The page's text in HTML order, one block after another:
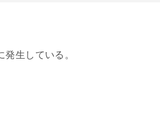
生している。